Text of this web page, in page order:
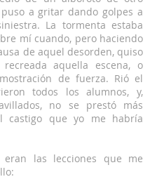
a gritar dando golpes a
La tormenta estaba
mí cuando, pero haciendo
de aquel desorden, quiso
aquella escena, o
de fuerza. Rió el
todos los alumnos, y,
no se prestó más
castigo que yo me habría
eran las lecciones que me